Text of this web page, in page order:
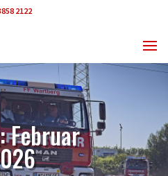
2122
Februar